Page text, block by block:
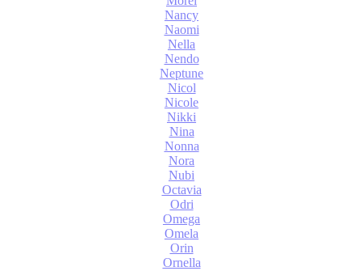
Nancy
Naomi
Nella
Nendo
Neptune
Nicol
Nicole
Nikki
Nina
Nonna
Nora
Nubi
Octavia
Odri
Omega
Omela
Orin
Ornella